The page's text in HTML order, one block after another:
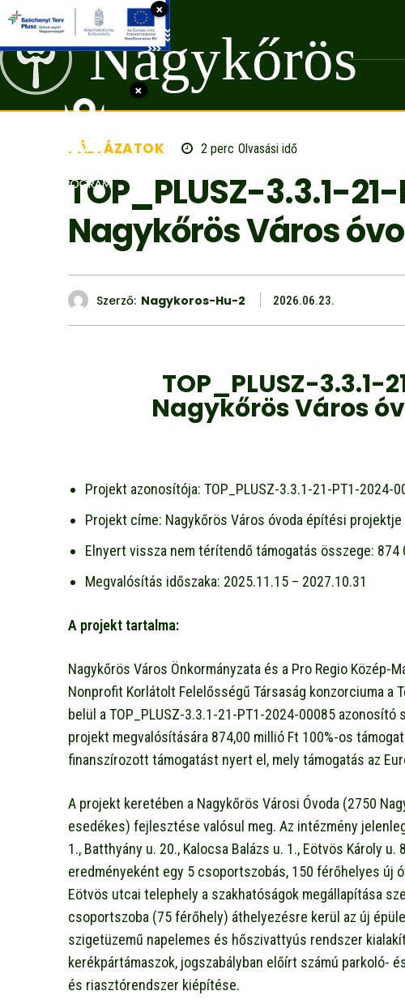
Nagykőrös
PÁLYÁZATOK 2 perc Olvasási idő
TOP_PLUSZ-3.3.1-
Nagykőrös Város
Szerző: Nagykoros-Hu-2 2026.06.23.
TOP_PLUSZ-3.3.1-
Nagykőrös Város
Projekt azonosítója: TOP_PLUSZ-3.3.1-21-PT1-2024-
Projekt címe: Nagykőrös Város óvoda építési projektje
Elnyert vissza nem térítendő támogatás összege: 874
Megvalósítás időszaka: 2025.11.15 – 2027.10.31
A projekt tartalma:
Nagykőrös Város Önkormányzata és a Pro Regio
Nonprofit Korlátolt Felelősségű Társaság konzorciuma
belül a TOP_PLUSZ-3.3.1-21-PT1-2024-00085
projekt megvalósítására 874,00 millió Ft 100%-os
finanszírozott támogatást nyert el, mely támogatás az
A projekt keretében a Nagykőrös Városi Óvoda (2750
esedékes) fejlesztése valósul meg. Az intézmény
1., Batthyány u. 20., Kalocsa Balázs u. 1., Eötvös Károly
eredményeként egy 5 csoportszobás, 150 férőhelyes új
Eötvös utcai telephely a szakhatóságok megállapítása
csoportszoba (75 férőhely) áthelyezésre kerül az új
szigetüzemű napelemes és hőszivattyús rendszer
kerékpártámaszok, jogszabályban előírt számú parkoló-
és riasztórendszer kiépítése.
×
×